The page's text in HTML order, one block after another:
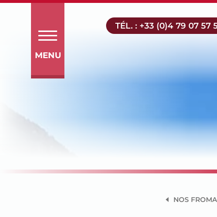
Aller
TÉL. : +33 (0)4 79 07 57
MENU
NOS